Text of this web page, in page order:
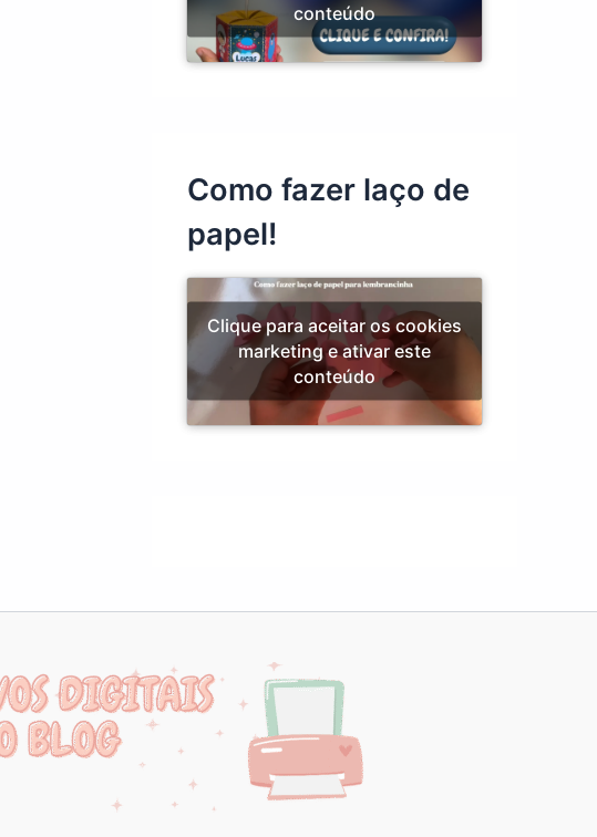
conteúdo
Como fazer laço de
papel!
Clique para aceitar os cookies
marketing e ativar este
conteúdo